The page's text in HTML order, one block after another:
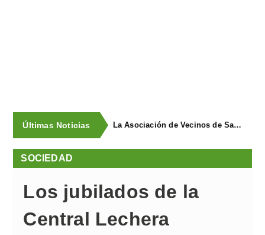
Últimas Noticias La Asociación de Vecinos de Santa Cruz descubrió los Covarones
SOCIEDAD
Los jubilados de la
Central Lechera